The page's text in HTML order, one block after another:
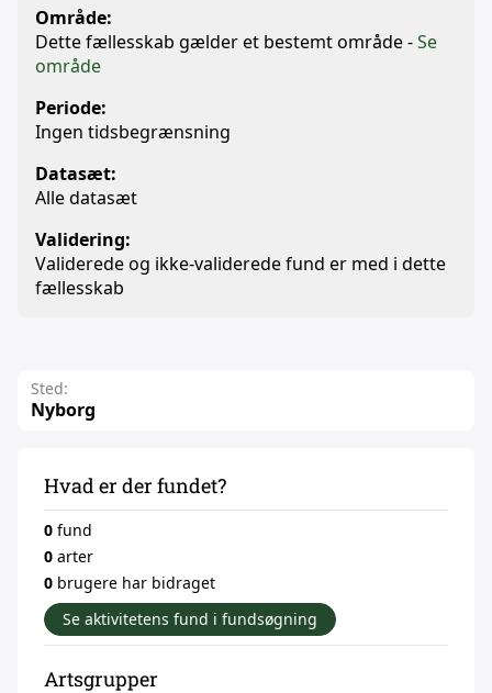
Område:
Dette fællesskab gælder et bestemt område -Se
område
Periode:
Ingen tidsbegrænsning
Datasæt:
Alle datasæt
Validering:
Validerede og ikke-validerede fund er med i dette
fællesskab
Sted:
Nyborg
Hvad er der fundet?
0 fund
0 arter
0 brugere har bidraget
Se aktivitetens fund i fundsøgning
Artsgrupper